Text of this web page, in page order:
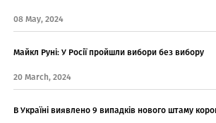
08 May, 2024
Майкл Руні: У Росії пройшли вибори без вибору
20 March, 2024
В Україні виявлено 9 випадків нового штаму